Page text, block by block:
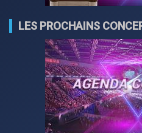
LES PROCHAINS